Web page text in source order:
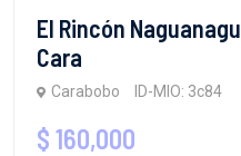
El Rincón
Cara
Carabobo ID-MIO: 3c84
$ 160,000